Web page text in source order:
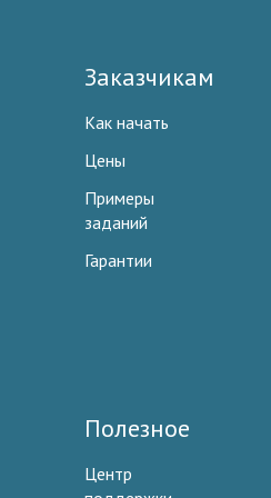
Заказчикам
Как начать
Цены
Примеры
заданий
Гарантии
Полезное
Центр